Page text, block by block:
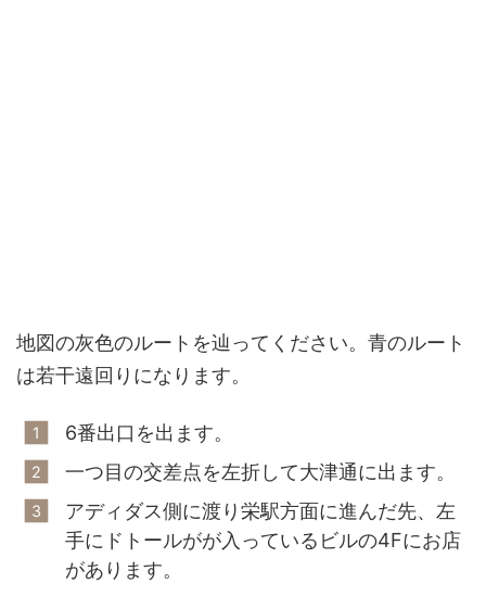
地図の灰色のルートを辿ってください。青のルート
は若干遠回りになります。
6番出口を出ます。
一つ目の交差点を左折して大津通に出ます。
アディダス側に渡り栄駅方面に進んだ先、左
手にドトールがが入っているビルの4Fにお店
があります。